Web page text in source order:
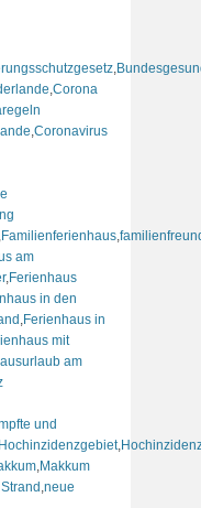
Corona
Coronavirus
Familienferienhaus
am
, Ferienhaus
in den
Ferienhaus in
mit
am
und
Hochinzidenzgebiet,
Makkum
neue